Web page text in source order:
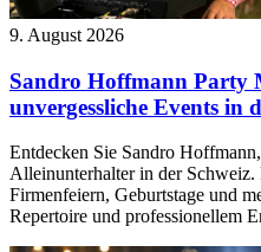
9. August 2026
Sandro Hoffmann Party
unvergessliche Events in
Entdecken Sie Sandro
Alleinunterhalter in der
Firmenfeiern, Geburtstage und
Repertoire und professionellem